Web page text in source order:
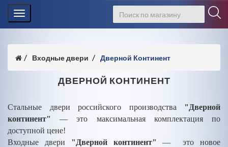
Toggle
navigation
Входные двери Дверной Континент
ДВЕРНОЙ КОНТИНЕНТ
Стальные двери российского производства "Дверной
континент"
— это максимальная комплектация по
доступной цене!
Входные двери "Дверной континент" — это новое